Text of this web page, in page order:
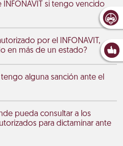
INFONAVIT si tengo vencido
por el INFONAVIT,
en más de un estado?
alguna sanción ante el
pueda consultar a los
para dictaminar ante